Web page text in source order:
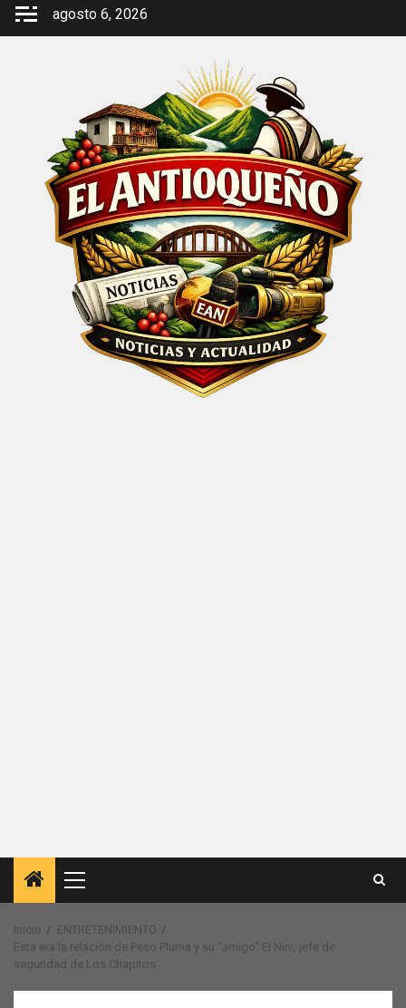
Saltar
agosto 6, 2026
Menú
principal
Inicio
ENTRETENIMIENTO
Esta era la relación de Peso Pluma y su “amigo” El Nini, jefe de
seguridad de Los Chapitos